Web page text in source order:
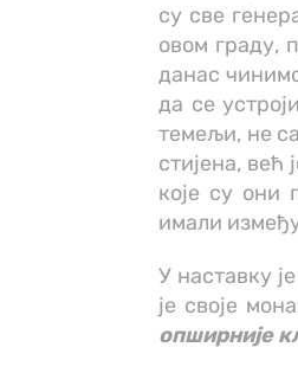
су све
овом граду,
данас
да се
темељи, не
стијена, већ
које су они
имали
У наставку
је своје
опширније